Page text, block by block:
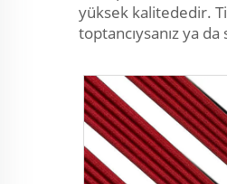
yüksek kalitededir.
toptancıysanız ya